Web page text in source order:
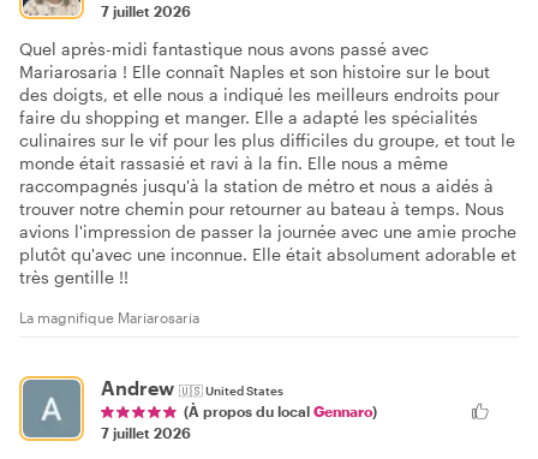
7 juillet 2026
Quel après-midi fantastique nous avons passé avec
Mariarosaria ! Elle connaît Naples et son histoire sur le bout
des doigts, et elle nous a indiqué les meilleurs endroits pour
faire du shopping et manger. Elle a adapté les spécialités
culinaires sur le vif pour les plus difficiles du groupe, et tout le
monde était rassasié et ravi à la fin. Elle nous a même
raccompagnés jusqu'à la station de métro et nous a aidés à
trouver notre chemin pour retourner au bateau à temps. Nous
avions l'impression de passer la journée avec une amie proche
plutôt qu'avec une inconnue. Elle était absolument adorable et
très gentille !!
La magnifique Mariarosaria
Andrew 🇺🇸United States
(À propos du local Gennaro)
7 juillet 2026